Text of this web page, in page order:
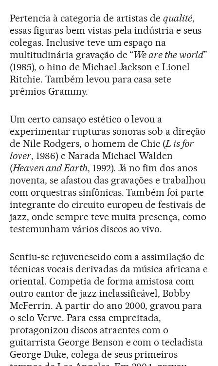
Pertencia à categoria de artistas dequalité,
essas figuras bem vistas pela indústria e seus
colegas. Inclusive teve um espaço na
multitudinária gravação de “We are the world”
(1985), o hino de Michael Jackson e Lionel
Ritchie. Também levou para casa sete
prêmios Grammy.
Um certo cansaço estético o levou a
experimentar rupturas sonoras sob a direção
de Nile Rodgers, o homem de Chic (L is for
lover, 1986) e Narada Michael Walden
(Heaven and Earth, 1992). Já no fim dos anos
noventa, se afastou das gravações e trabalhou
com orquestras sinfônicas. Também foi parte
integrante do circuito europeu de festivais de
jazz, onde sempre teve muita presença, como
testemunham vários discos ao vivo.
Sentiu-se rejuvenescido com a assimilação de
técnicas vocais derivadas da música africana e
oriental. Competia de forma amistosa com
outro cantor de jazz inclassificável, Bobby
McFerrin. A partir do ano 2000, gravou para
o selo Verve. Para essa empreitada,
protagonizou discos atraentes com o
guitarrista George Benson e com o tecladista
George Duke, colega de seus primeiros